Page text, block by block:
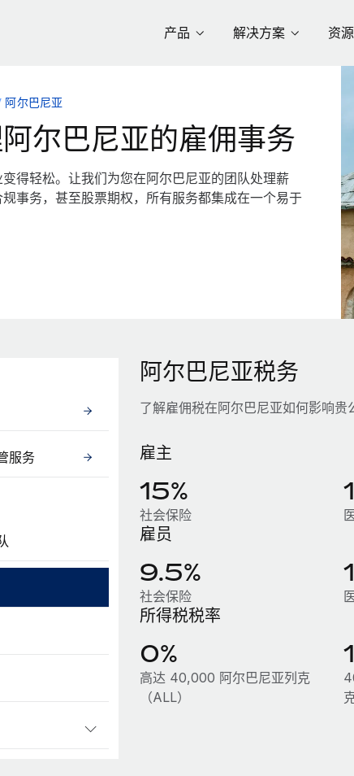
产品 解决方案 资源
阿尔巴尼亚
尔巴尼亚的雇佣事务
得轻松。让我们为您在阿尔巴尼亚的团队处理薪
事务，甚至股票期权，所有服务都集成在一个易于
服务
阿尔巴尼亚税务
了解雇佣税在阿尔巴尼亚如何影响贵
雇主
15%
社会保险
雇员
9.5%
社会保险
所得税税率
0%
高达 40,000 阿尔巴尼亚列克
（ALL）